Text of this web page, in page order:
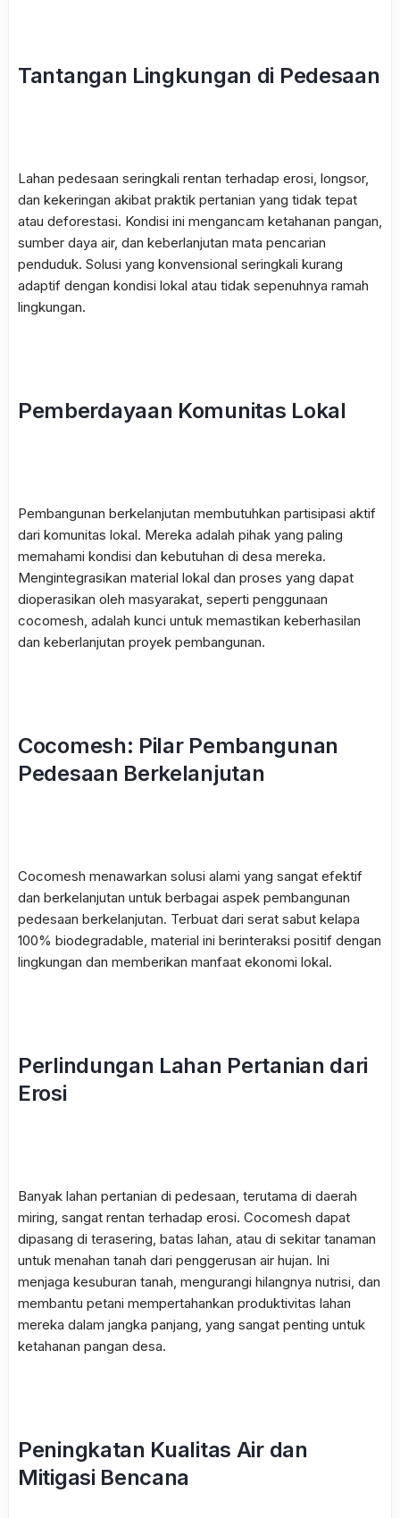
Tantangan Lingkungan di Pedesaan
Lahan pedesaan seringkali rentan terhadap erosi, longsor,
dan kekeringan akibat praktik pertanian yang tidak tepat
atau deforestasi. Kondisi ini mengancam ketahanan pangan,
sumber daya air, dan keberlanjutan mata pencarian
penduduk. Solusi yang konvensional seringkali kurang
adaptif dengan kondisi lokal atau tidak sepenuhnya ramah
lingkungan.
Pemberdayaan Komunitas Lokal
Pembangunan berkelanjutan membutuhkan partisipasi aktif
dari komunitas lokal. Mereka adalah pihak yang paling
memahami kondisi dan kebutuhan di desa mereka.
Mengintegrasikan material lokal dan proses yang dapat
dioperasikan oleh masyarakat, seperti penggunaan
cocomesh , adalah kunci untuk memastikan keberhasilan
dan keberlanjutan proyek pembangunan.
Cocomesh: Pilar Pembangunan
Pedesaan Berkelanjutan
Cocomesh menawarkan solusi alami yang sangat efektif
dan berkelanjutan untuk berbagai aspek pembangunan
pedesaan berkelanjutan. Terbuat dari serat sabut kelapa
100% biodegradable, material ini berinteraksi positif dengan
lingkungan dan memberikan manfaat ekonomi lokal.
Perlindungan Lahan Pertanian dari
Erosi
Banyak lahan pertanian di pedesaan, terutama di daerah
miring, sangat rentan terhadap erosi. Cocomesh dapat
dipasang di terasering, batas lahan, atau di sekitar tanaman
untuk menahan tanah dari penggerusan air hujan. Ini
menjaga kesuburan tanah, mengurangi hilangnya nutrisi, dan
membantu petani mempertahankan produktivitas lahan
mereka dalam jangka panjang, yang sangat penting untuk
ketahanan pangan desa.
Peningkatan Kualitas Air dan
Mitigasi Bencana